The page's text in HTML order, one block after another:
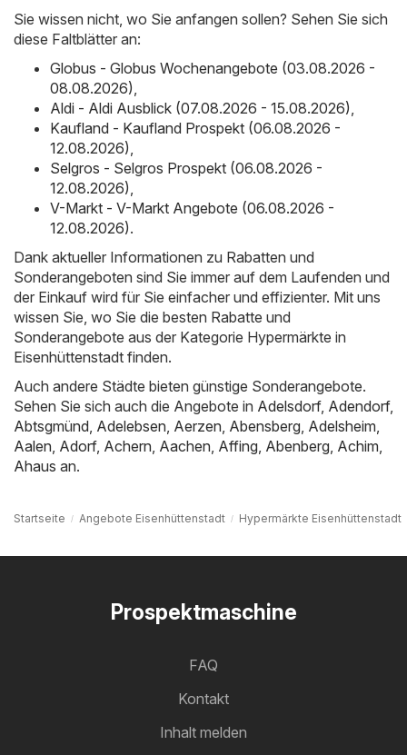
Sie wissen nicht, wo Sie anfangen sollen? Sehen Sie sich
diese Faltblätter an:
Globus - Globus Wochenangebote (03.08.2026 -
08.08.2026)
Aldi - Aldi Ausblick (07.08.2026 - 15.08.2026)
Kaufland - Kaufland Prospekt (06.08.2026 -
12.08.2026)
Selgros - Selgros Prospekt (06.08.2026 -
12.08.2026)
V-Markt - V-Markt Angebote (06.08.2026 -
12.08.2026).
Dank aktueller Informationen zu Rabatten und
Sonderangeboten sind Sie immer auf dem Laufenden und
der Einkauf wird für Sie einfacher und effizienter. Mit uns
wissen Sie, wo Sie die besten Rabatte und
Sonderangebote aus der Kategorie Hypermärkte in
Eisenhüttenstadt finden.
Auch andere Städte bieten günstige Sonderangebote.
Sehen Sie sich auch die Angebote in Adelsdorf, Adendorf,
Abtsgmünd Adelebsen Aerzen Abensberg Adelsheim
Aalen Adorf, Achern Aachen Affing Abenberg Achim
Ahaus an.
Startseite Angebote Eisenhüttenstadt Hypermärkte Eisenhüttenstadt
Prospektmaschine
FAQ
Kontakt
Inhalt melden